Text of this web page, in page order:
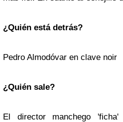
¿Quién está detrás?
Pedro Almodóvar en clave noir
¿Quién sale?
El director manchego